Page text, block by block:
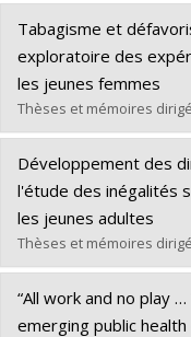
Diplômé(e) :
Cycle :Maîtrise
Diplôme obtenu :M.
Lien vers le document
Tabagisme et
exploratoire des
les jeunes femmes
Thèses et mémoires
Diplômé(e) :
Cycle : Maîtrise
Diplôme obtenu :
Lien vers le document
Développement des
l'étude des inégalités
les jeunes adultes
Thèses et mémoires
Diplômé(e) : Gagné,
Cycle :Maîtrise
“All work and no play
emerging public health